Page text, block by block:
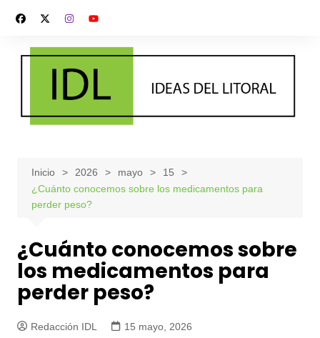
contenido
Inicio 2026 mayo
15
¿Cuánto conocemos sobre los medicamentos para
perder peso?
¿Cuánto conocemos sobre
los medicamentos para
perder peso?
Redacción IDL
15 mayo, 2026